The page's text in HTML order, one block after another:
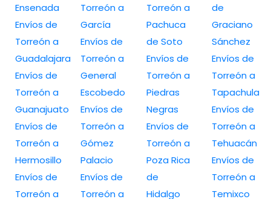
Ensenada
Envíos de
Torreón a
Guadalajara
Envíos de
Torreón a
Guanajuato
Envíos de
Torreón a
Hermosillo
Envíos de
Torreón a
Torreón a
García
Envíos de
Torreón a
General
Escobedo
Envíos de
Torreón a
Gómez
Palacio
Envíos de
Torreón a
Torreón a
Pachuca
de Soto
Envíos de
Torreón a
Piedras
Negras
Envíos de
Torreón a
Poza Rica
de
Hidalgo
de
Graciano
Sánchez
Envíos de
Torreón a
Tapachula
Envíos de
Torreón a
Tehuacán
Envíos de
Torreón a
Temixco